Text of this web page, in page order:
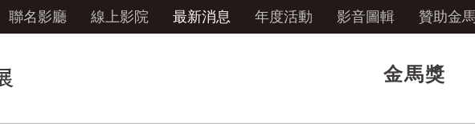
聯名影廳 線上影院 最新消息 年度活動 影音圖輯 贊助金
金馬獎